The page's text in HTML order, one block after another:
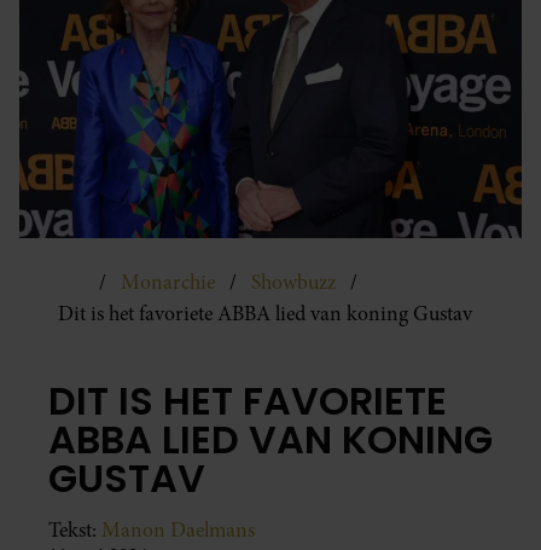
Monarchie
Showbuzz
Dit is het favoriete ABBA lied van koning Gustav
DIT IS HET FAVORIETE
ABBA LIED VAN KONING
GUSTAV
Tekst: Manon Daelmans